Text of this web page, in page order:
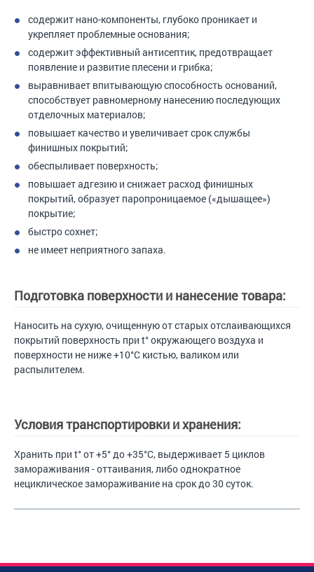
содержит нано-компоненты, глубоко проникает и
укрепляет проблемные основания;
содержит эффективный антисептик, предотвращает
появление и развитие плесени и грибка;
выравнивает впитывающую способность оснований,
способствует равномерному нанесению последующих
отделочных материалов;
повышает качество и увеличивает срок службы
финишных покрытий;
обеспыливает поверхность;
повышает адгезию и снижает расход финишных
покрытий, образует паропроницаемое («дышащее»)
покрытие;
быстро сохнет;
не имеет неприятного запаха.
Подготовка поверхности и нанесение товара:
Наносить на сухую, очищенную от старых отслаивающихся
покрытий поверхность при t° окружающего воздуха и
поверхности не ниже +10°С кистью, валиком или
распылителем.
Условия транспортировки и хранения:
Хранить при t° от +5° до +35°С, выдерживает 5 циклов
замораживания - оттаивания, либо однократное
нециклическое замораживание на срок до 30 суток.